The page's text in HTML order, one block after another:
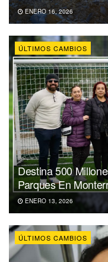
ENERO 16, 2026
ÚLTIMOS CAMBIOS
Destina 500
Parques En
ENERO 13, 2026
ÚLTIMOS CAMBIOS